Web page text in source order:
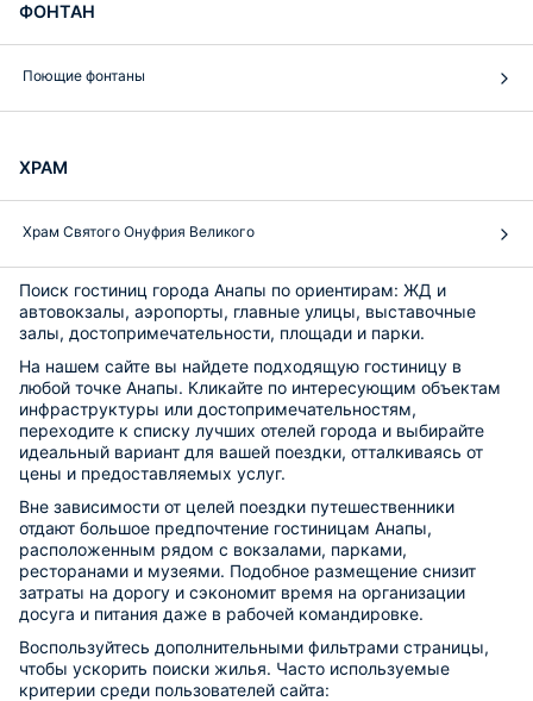
ФОНТАН
Поющие фонтаны
ХРАМ
Храм Святого Онуфрия Великого
Поиск гостиниц города Анапы по ориентирам: ЖД и
автовокзалы, аэропорты, главные улицы, выставочные
залы, достопримечательности, площади и парки.
На нашем сайте вы найдете подходящую гостиницу в
любой точке Анапы. Кликайте по интересующим объектам
инфраструктуры или достопримечательностям,
переходите к списку лучших отелей города и выбирайте
идеальный вариант для вашей поездки, отталкиваясь от
цены и предоставляемых услуг.
Вне зависимости от целей поездки путешественники
отдают большое предпочтение гостиницам Анапы,
расположенным рядом с вокзалами, парками,
ресторанами и музеями. Подобное размещение снизит
затраты на дорогу и сэкономит время на организации
досуга и питания даже в рабочей командировке.
Воспользуйтесь дополнительными фильтрами страницы,
чтобы ускорить поиски жилья. Часто используемые
критерии среди пользователей сайта: